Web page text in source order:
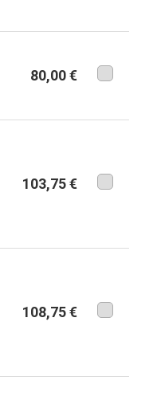
80,00 €
103,75 €
108,75 €